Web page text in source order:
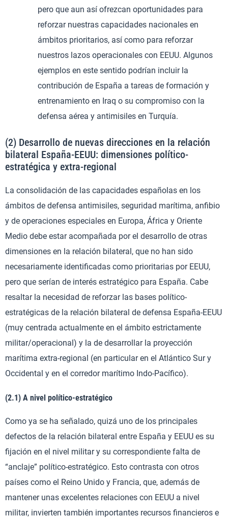
pero que aun así ofrezcan oportunidades para
reforzar nuestras capacidades nacionales en
ámbitos prioritarios, así como para reforzar
nuestros lazos operacionales con EEUU. Algunos
ejemplos en este sentido podrían incluir la
contribución de España a tareas de formación y
entrenamiento en Iraq o su compromiso con la
defensa aérea y antimisiles en Turquía.
(2) Desarrollo de nuevas direcciones en la relación
bilateral España-EEUU: dimensiones político-
estratégica y extra-regional
La consolidación de las capacidades españolas en los
ámbitos de defensa antimisiles, seguridad marítima, anfibio
y de operaciones especiales en Europa, África y Oriente
Medio debe estar acompañada por el desarrollo de otras
dimensiones en la relación bilateral, que no han sido
necesariamente identificadas como prioritarias por EEUU,
pero que serían de interés estratégico para España. Cabe
resaltar la necesidad de reforzar las bases político-
estratégicas de la relación bilateral de defensa España-EEUU
(muy centrada actualmente en el ámbito estrictamente
militar/operacional) y la de desarrollar la proyección
marítima extra-regional (en particular en el Atlántico Sur y
Occidental y en el corredor marítimo Indo-Pacífico).
(2.1) A nivel político-estratégico
Como ya se ha señalado, quizá uno de los principales
defectos de la relación bilateral entre España y EEUU es su
fijación en el nivel militar y su correspondiente falta de
“anclaje” político-estratégico. Esto contrasta con otros
países como el Reino Unido y Francia, que, además de
mantener unas excelentes relaciones con EEUU a nivel
militar, invierten también importantes recursos financieros e